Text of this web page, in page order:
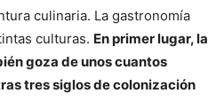
culinaria. La gastronomía
culturas. En primer lugar, la
goza de unos cuantos
tres siglos de colonización